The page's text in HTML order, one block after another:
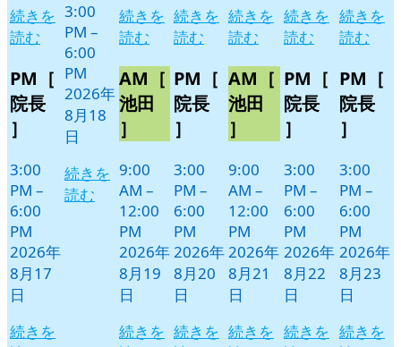
続きを
読む
PM［
院長
］
3:00
PM –
6:00
PM
2026年
8月17
日
続きを
3:00
PM –
6:00
PM
2026年
8月18
日
続きを
読む
続きを
読む
AM［
池田
］
9:00
AM –
12:00
PM
2026年
8月19
日
続きを
続きを
読む
PM［
院長
］
3:00
PM –
6:00
PM
2026年
8月20
日
続きを
続きを
読む
AM［
池田
］
9:00
AM –
12:00
PM
2026年
8月21
日
続きを
続きを
読む
PM［
院長
］
3:00
PM –
6:00
PM
2026年
8月22
日
続きを
続きを
読む
PM［
院長
］
3:00
PM –
6:00
PM
2026年
8月23
日
続きを